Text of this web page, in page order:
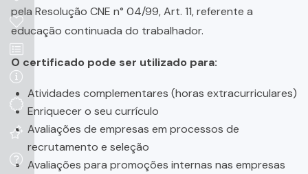
pela Resolução CNE n° 04/99, Art. 11, referente a
educação continuada do trabalhador.
O certificado pode ser utilizado para:
Atividades complementares (horas extracurriculares)
Enriquecer o seu currículo
Avaliações de empresas em processos de
recrutamento e seleção
Avaliações para promoções internas nas empresas